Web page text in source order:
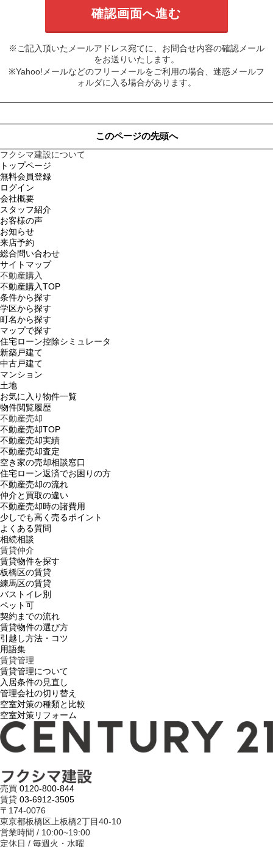
※ご記入頂いたメールアドレス宛てに、お問合せ内容の確認メール
をお送りいたします。
※Yahoo!メールなどのフリーメールをご利用の場合、迷惑メールフ
ォルダに入る場合があります。
このページの先頭へ
フクシマ建設について
トップページ
無料会員登録
ログイン
会社概要
スタッフ紹介
お客様の声
お知らせ
来店予約
総合問い合わせ
サイトマップ
不動産購入
不動産購入TOP
条件から探す
学区から探す
町名から探す
マップで探す
住宅ローン控除シミュレータ
新築戸建て
中古戸建て
マンション
土地
お気に入り物件一覧
物件閲覧履歴
不動産売却
不動産売却TOP
不動産売却実績
不動産売却査定
空き家の売却相談窓口
住宅ローン返済でお困りの方
不動産売却の流れ
仲介と買取の違い
不動産売却時の諸費用
少しでも高く売るポイント
よくある質問
相続相談
賃貸仲介
賃貸物件を探す
板橋区の賃貸
練馬区の賃貸
バストイレ別
ペット可
契約までの流れ
賃貸物件の選び方
引越し方法・コツ
用語集
賃貸管理
賃貸管理について
入居条件の見直し
管理会社の切り替え
空室対策の種類と比較
空室対策リフォーム
売買 0120-800-844
賃貸 03-6912-3505
〒174-0076
東京都板橋区上板橋2丁目40-10
営業時間 / 10:00~19:00
定休日 / 毎週火・水曜